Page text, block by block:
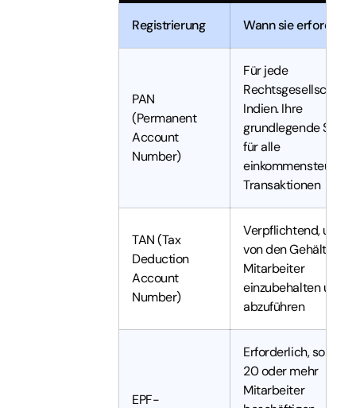
Registrierung Wann sie
PAN
(Permanent
Account
Number)
Für jede
Rechtsgesellschaft
Indien. Ihre
grundlegende
für alle
Transaktionen
TAN (Tax
Deduction
Account
Number)
Verpflichtend, um
von den Gehältern
Mitarbeiter
einzubehalten und
abzuführen
EPF-
Erforderlich, sobald
20 oder mehr
Mitarbeiter